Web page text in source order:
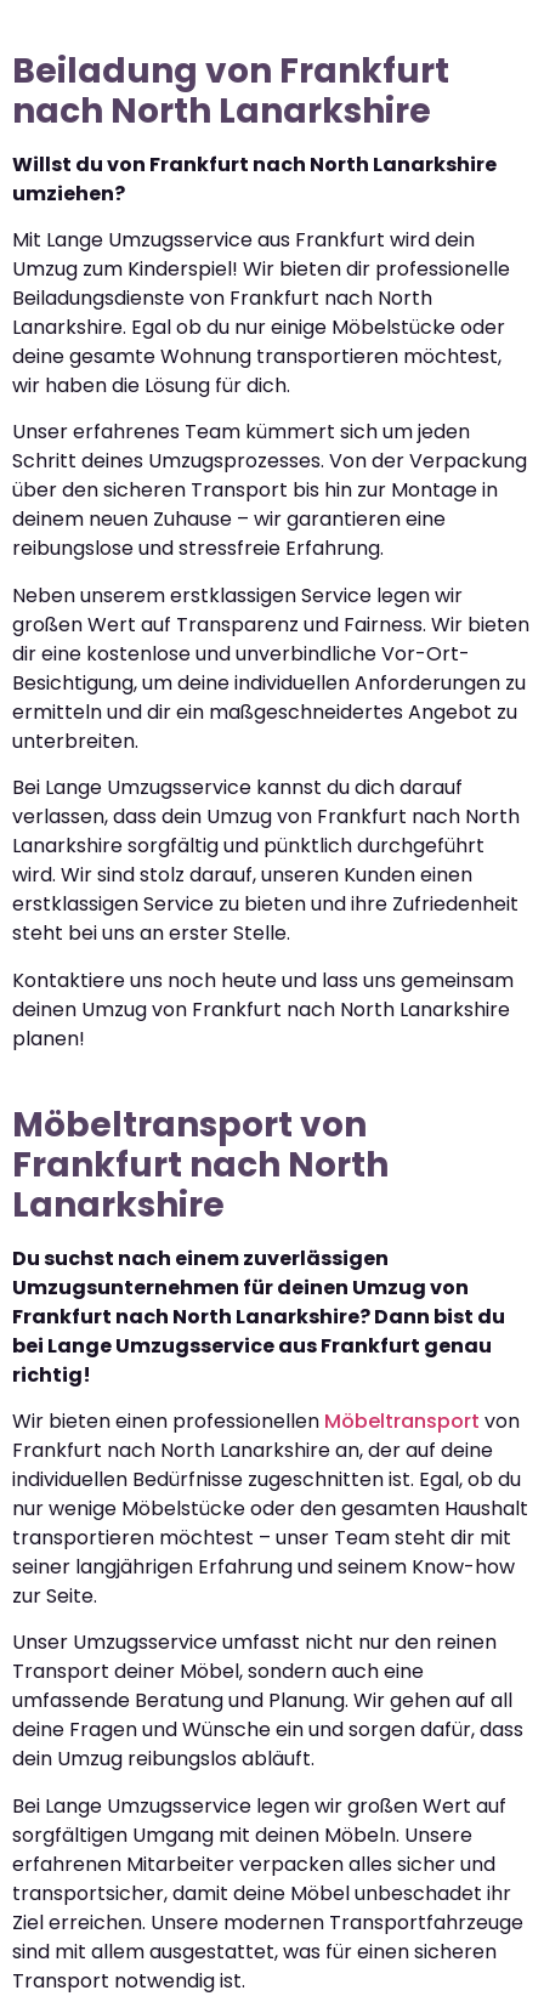
Beiladung von Frankfurt
nach North Lanarkshire
Willst du von Frankfurt nach North Lanarkshire
umziehen?
Mit Lange Umzugsservice aus Frankfurt wird dein
Umzug zum Kinderspiel! Wir bieten dir professionelle
Beiladungsdienste von Frankfurt nach North
Lanarkshire. Egal ob du nur einige Möbelstücke oder
deine gesamte Wohnung transportieren möchtest,
wir haben die Lösung für dich.
Unser erfahrenes Team kümmert sich um jeden
Schritt deines Umzugsprozesses. Von der Verpackung
über den sicheren Transport bis hin zur Montage in
deinem neuen Zuhause – wir garantieren eine
reibungslose und stressfreie Erfahrung.
Neben unserem erstklassigen Service legen wir
großen Wert auf Transparenz und Fairness. Wir bieten
dir eine kostenlose und unverbindliche Vor-Ort-
Besichtigung, um deine individuellen Anforderungen zu
ermitteln und dir ein maßgeschneidertes Angebot zu
unterbreiten.
Bei Lange Umzugsservice kannst du dich darauf
verlassen, dass dein Umzug von Frankfurt nach North
Lanarkshire sorgfältig und pünktlich durchgeführt
wird. Wir sind stolz darauf, unseren Kunden einen
erstklassigen Service zu bieten und ihre Zufriedenheit
steht bei uns an erster Stelle.
Kontaktiere uns noch heute und lass uns gemeinsam
deinen Umzug von Frankfurt nach North Lanarkshire
planen!
Möbeltransport von
Frankfurt nach North
Lanarkshire
Du suchst nach einem zuverlässigen
Umzugsunternehmen für deinen Umzug von
Frankfurt nach North Lanarkshire? Dann bist du
bei Lange Umzugsservice aus Frankfurt genau
richtig!
Wir bieten einen professionellen Möbeltransport von
Frankfurt nach North Lanarkshire an, der auf deine
individuellen Bedürfnisse zugeschnitten ist. Egal, ob du
nur wenige Möbelstücke oder den gesamten Haushalt
transportieren möchtest – unser Team steht dir mit
seiner langjährigen Erfahrung und seinem Know-how
zur Seite.
Unser Umzugsservice umfasst nicht nur den reinen
Transport deiner Möbel, sondern auch eine
umfassende Beratung und Planung. Wir gehen auf all
deine Fragen und Wünsche ein und sorgen dafür, dass
dein Umzug reibungslos abläuft.
Bei Lange Umzugsservice legen wir großen Wert auf
sorgfältigen Umgang mit deinen Möbeln. Unsere
erfahrenen Mitarbeiter verpacken alles sicher und
transportsicher, damit deine Möbel unbeschadet ihr
Ziel erreichen. Unsere modernen Transportfahrzeuge
sind mit allem ausgestattet, was für einen sicheren
Transport notwendig ist.